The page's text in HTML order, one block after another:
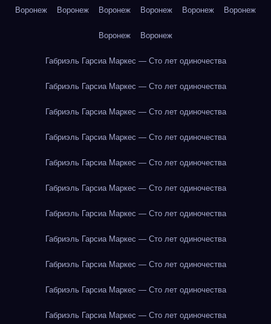
Воронеж Воронеж Воронеж Воронеж Воронеж Воронеж
Воронеж Воронеж
Габриэль Гарсиа Маркес — Сто лет одиночества
Габриэль Гарсиа Маркес — Сто лет одиночества
Габриэль Гарсиа Маркес — Сто лет одиночества
Габриэль Гарсиа Маркес — Сто лет одиночества
Габриэль Гарсиа Маркес — Сто лет одиночества
Габриэль Гарсиа Маркес — Сто лет одиночества
Габриэль Гарсиа Маркес — Сто лет одиночества
Габриэль Гарсиа Маркес — Сто лет одиночества
Габриэль Гарсиа Маркес — Сто лет одиночества
Габриэль Гарсиа Маркес — Сто лет одиночества
Габриэль Гарсиа Маркес — Сто лет одиночества